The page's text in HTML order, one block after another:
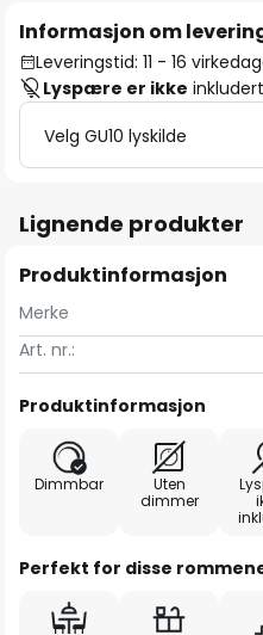
Informasjon om
Leveringstid: 11 - 16
Lyspære er ikke inkludert
Velg GU10 lyskilde
Lignende produkter
Produktinformasjon
Merke
Art. nr.:
Produktinformasjon
Dimmbar
Uten
dimmer
Perfekt for disse